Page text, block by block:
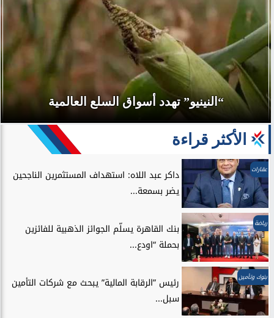
“النينيو” تهدد أسواق السلع العالمية
الأكثر قراءة
عقارات
داكر عبد اللاه: استهداف المستثمرين الناجحين
يضر بسمعة...
رياضة
بنك القاهرة يسلّم الجوائز الذهبية للفائزين
بحملة “اودع...
بنوك وتأمين
رئيس ”الرقابة المالية” يبحث مع شركات التأمين
سبل...